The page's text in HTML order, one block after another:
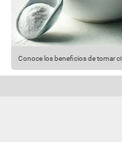
Conoce los beneficios de tomar